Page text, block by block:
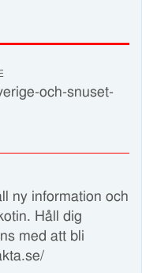
och-snuset-
ny information och
Håll dig
med att bli